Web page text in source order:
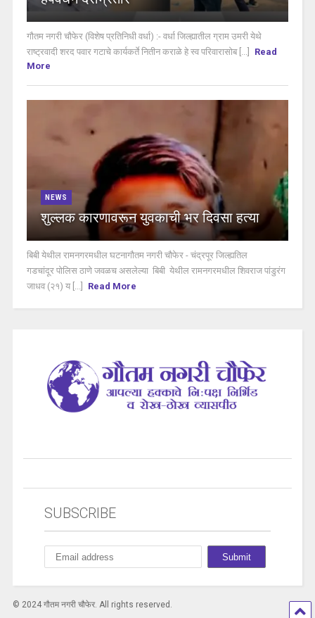
गौतम नगरी चौफेर (विशेष प्रतिनिधी वर्धा) :- वर्धा जिल्ह्यातील ग्राम उमरी येथे
राष्ट्रवादी शरद पवार गटाचे कार्यकर्ते नितीन कराळे हे स्व परिवारासोब [...]
Read
More
NEWS
शुल्लक कारणावरून युवकाची भर दिवसा हत्या
बिबी येथील रामनगरमधील घटनागौतम नगरी चौफेर - चंद्रपूर जिल्ह्यतिल
गडचांदूर पोलिस ठाणे जवळच असलेल्या बिबी येथील रामनगरमधील शिवराज पांडुरंग
जाधव (२१) य [...]
Read More
SUBSCRIBE
© 2024 गौतम नगरी चौफेर. All rights reserved.